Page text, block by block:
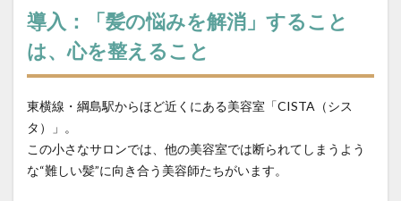
導入：「髪の悩みを解消」すること
は、心を整えること
東横線・綱島駅からほど近くにある美容室「CISTA（シス
タ）」。
この小さなサロンでは、他の美容室では断られてしまうよう
な“難しい髪”に向き合う美容師たちがいます。
speedy-straightening
steam-and-carbon
steam-explosion
straightening-prices
survivor-story
top-piece-wear
urban-to-local-shift
whorl-hair-flow
wig-graduation
アピアランスケア
いつから？
ウィッグ卒業
エイジング毛